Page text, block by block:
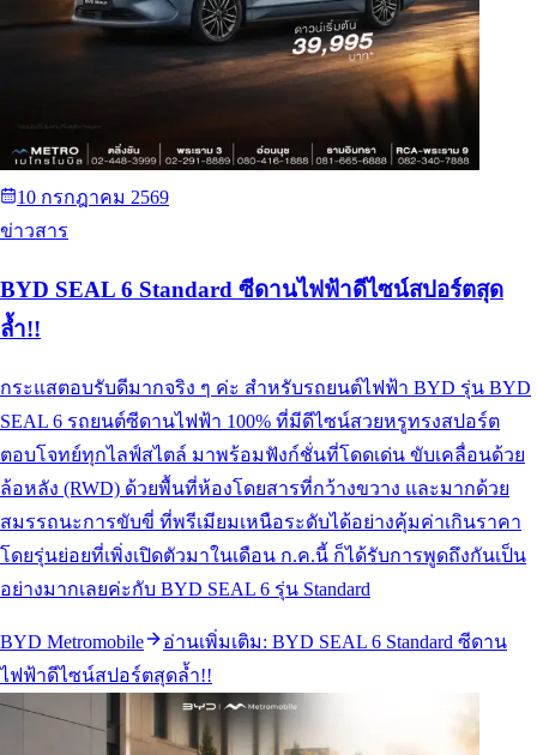
10 กรกฎาคม 2569
ข่าวสาร
BYD SEAL 6 Standard ซีดานไฟฟ้าดีไซน์สปอร์ตสุด
ล้ำ!!
กระแสตอบรับดีมากจริง ๆ ค่ะ สำหรับรถยนต์ไฟฟ้า BYD รุ่น BYD
SEAL 6 รถยนต์ซีดานไฟฟ้า 100% ที่มีดีไซน์สวยหรูทรงสปอร์ต
ตอบโจทย์ทุกไลฟ์สไตล์ มาพร้อมฟังก์ชั่นที่โดดเด่น ขับเคลื่อนด้วย
ล้อหลัง (RWD) ด้วยพื้นที่ห้องโดยสารที่กว้างขวาง และมากด้วย
สมรรถนะการขับขี่ ที่พรีเมียมเหนือระดับได้อย่างคุ้มค่าเกินราคา
โดยรุ่นย่อยที่เพิ่งเปิดตัวมาในเดือน ก.ค.นี้ ก็ได้รับการพูดถึงกันเป็น
อย่างมากเลยค่ะกับ BYD SEAL 6 รุ่น Standard
BYD Metromobile อ่านเพิ่มเติม: BYD SEAL 6 Standard ซีดาน
ไฟฟ้าดีไซน์สปอร์ตสุดล้ำ!!